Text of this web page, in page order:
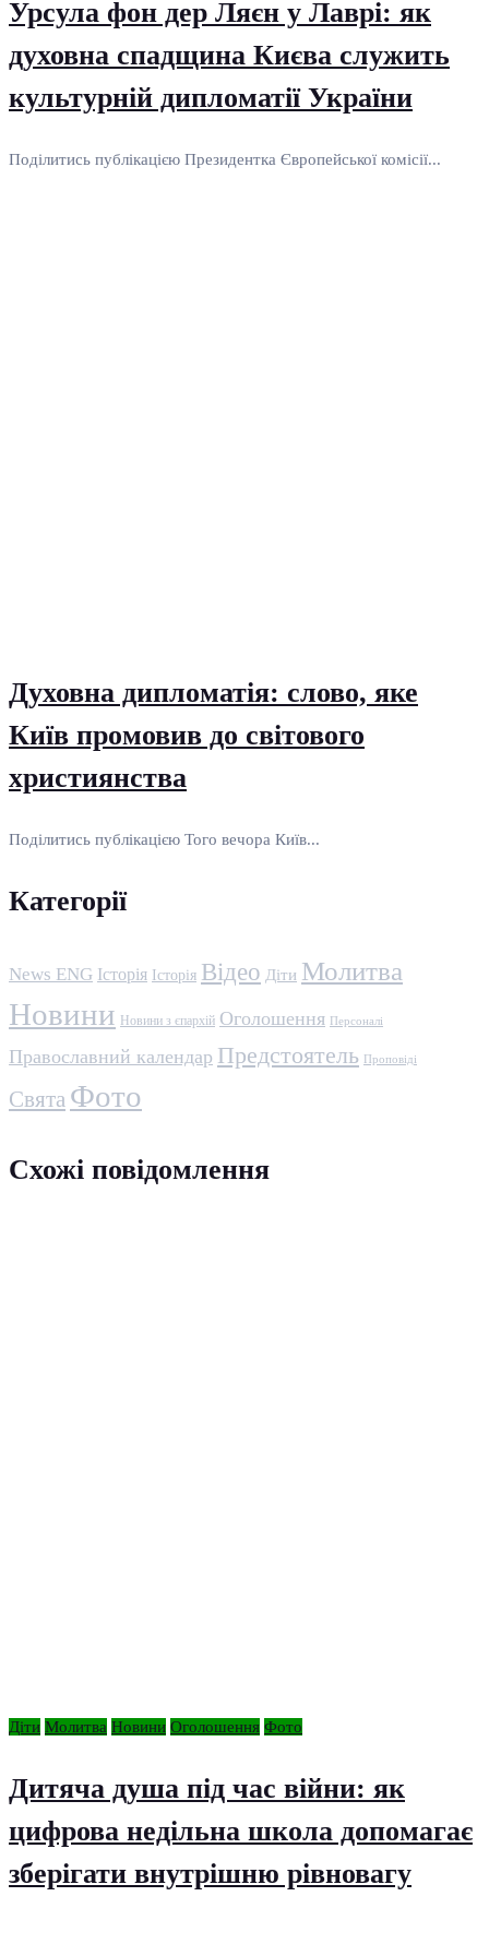
Урсула фон дер Ляєн у Лаврі: як
духовна спадщина Києва служить
культурній дипломатії України
Поділитись публікацією Президентка Європейської комісії...
Духовна дипломатія: слово, яке
Київ промовив до світового
християнства
Поділитись публікацією Того вечора Київ...
Категорії
News ENG Історія Історія Відео Діти Молитва
Новини Новини з єпархій Оголошення Персоналі
Православний календар Предстоятель Проповіді
Свята Фото
Схожі повідомлення
Діти Молитва Новини Оголошення Фото
Дитяча душа під час війни: як
цифрова недільна школа допомагає
зберігати внутрішню рівновагу